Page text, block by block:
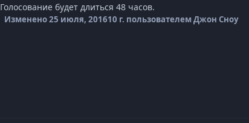
Голосование будет длиться 48 часов.
Изменено25 июля, 201610 г. пользователем Джон Сноу